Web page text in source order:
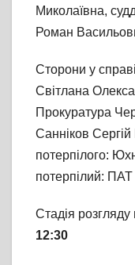
Миколаївна,
Роман
Сторони у
Світлана
Прокуратура
Санніков
потерпілого:
потерпілий: ПАТ
Стадія
12:30